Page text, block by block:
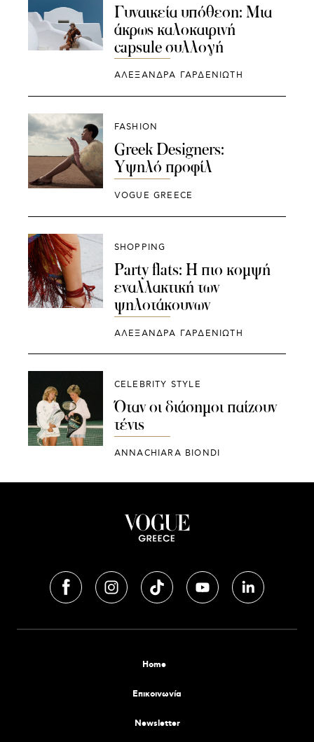
Γυναικεία υπόθεση: Mια
άκρως καλοκαιρινή
capsule συλλογή
ΑΛΕΞΑΝΔΡΑ ΓΑΡΔΕΝΙΩΤΗ
FASHION
Greek Designers:
Yψηλό προφίλ
VOGUE GREECE
SHOPPING
Party flats: Η πιο κομψή
εναλλακτική των
ψηλοτάκουνων
ΑΛΕΞΑΝΔΡΑ ΓΑΡΔΕΝΙΩΤΗ
CELEBRITY STYLE
Όταν οι διάσημοι παίζουν
τένις
ANNACHIARA BIONDI
Home
Επικοινωνία
Newsletter